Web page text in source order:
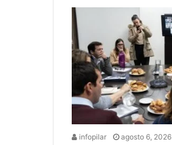
infopilar agosto 6, 2026